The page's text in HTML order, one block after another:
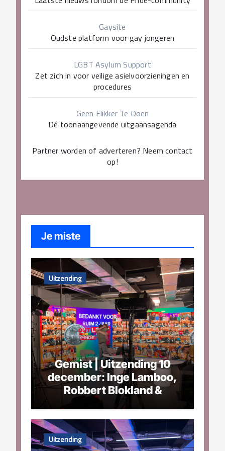
Gaysite
Oudste platform voor gay jongeren
LGBT Asylum Support
Zet zich in voor veilige asielvoorzieningen en
procedures
Geen Flikker Te Doen
Dé toonaangevende uitgaansagenda
Partner worden of adverteren? Neem contact
op!
Je miste
Uitzending
Gemist | Uitzending 10
december: Inge Lamboo,
Robbert Blokland &
Mathijs Le Loux
Uitzending